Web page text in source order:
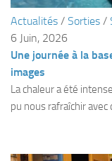
Organisation
Sorties
Actualités / Sorties /
6 Juin, 2026
Une journée à la
images
La chaleur a été
pu nous rafraîchir